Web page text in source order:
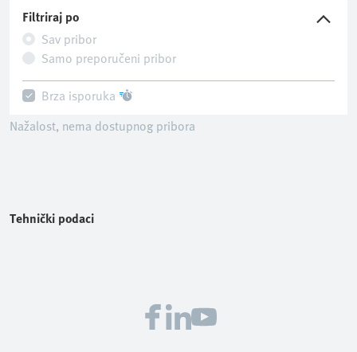
Filtriraj po
Sav pribor
Samo preporučeni pribor
Brza isporuka
Nažalost, nema dostupnog pribora
Tehnički podaci